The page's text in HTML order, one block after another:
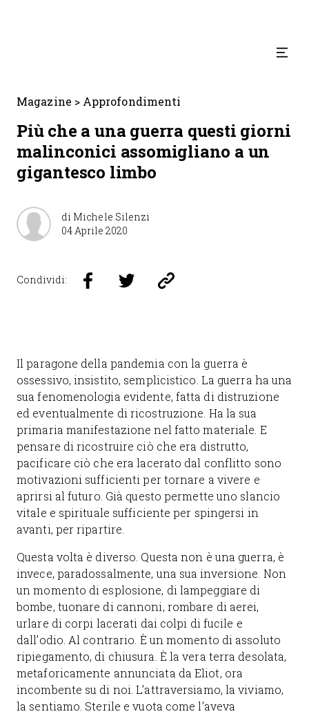
Magazine > Approfondimenti
Più che a una guerra questi giorni
malinconici assomigliano a un
gigantesco limbo
di Michele Silenzi
04 Aprile 2020
Condividi:
Il paragone della pandemia con la guerra è
ossessivo, insistito, semplicistico. La guerra ha una
sua fenomenologia evidente, fatta di distruzione
ed eventualmente di ricostruzione. Ha la sua
primaria manifestazione nel fatto materiale. E
pensare di ricostruire ciò che era distrutto,
pacificare ciò che era lacerato dal conflitto sono
motivazioni sufficienti per tornare a vivere e
aprirsi al futuro. Già questo permette uno slancio
vitale e spirituale sufficiente per spingersi in
avanti, per ripartire.
Questa volta è diverso. Questa non è una guerra, è
invece, paradossalmente, una sua inversione. Non
un momento di esplosione, di lampeggiare di
bombe, tuonare di cannoni, rombare di aerei,
urlare di corpi lacerati dai colpi di fucile e
dall’odio. Al contrario. È un momento di assoluto
ripiegamento, di chiusura. È la vera terra desolata,
metaforicamente annunciata da Eliot, ora
incombente su di noi. L’attraversiamo, la viviamo,
la sentiamo. Sterile e vuota come l’aveva